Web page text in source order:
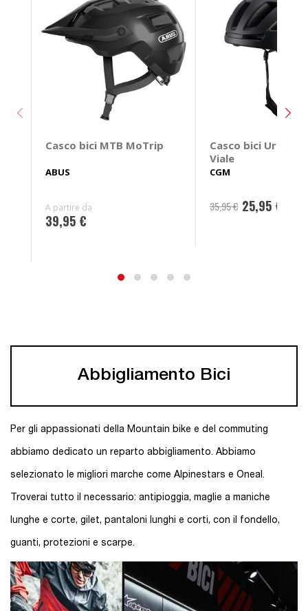
Casco bici MTB MoTrip
ABUS
A partire da
39,95 €
Casco bici Urbano
Viale
CGM
35,95 € 25,95 €
Abbigliamento Bici
Per gli appassionati della Mountain bike e del commuting
abbiamo dedicato un reparto abbigliamento. Abbiamo
selezionato le migliori marche come Alpinestars e Oneal.
Troverai tutto il necessario: antipioggia, maglie a maniche
lunghe e corte, gilet, pantaloni lunghi e corti, con il fondello,
guanti, protezioni e scarpe.